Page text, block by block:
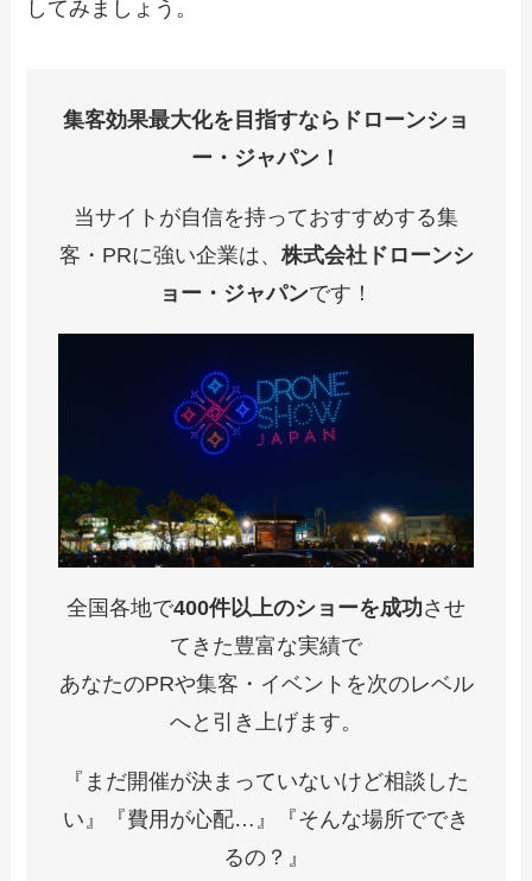
してみましょう。
集客効果最大化を目指すならドローンショ
ー・ジャパン！
当サイトが自信を持っておすすめする集
客・PRに強い企業は、 株式会社ドローンシ
ョー・ジャパンです！
全国各地で400件以上のショーを成功させ
てきた豊富な実績で
あなたのPRや集客・イベントを次のレベル
へと引き上げます。
『まだ開催が決まっていないけど相談した
い』『費用が心配…』『そんな場所ででき
るの？』